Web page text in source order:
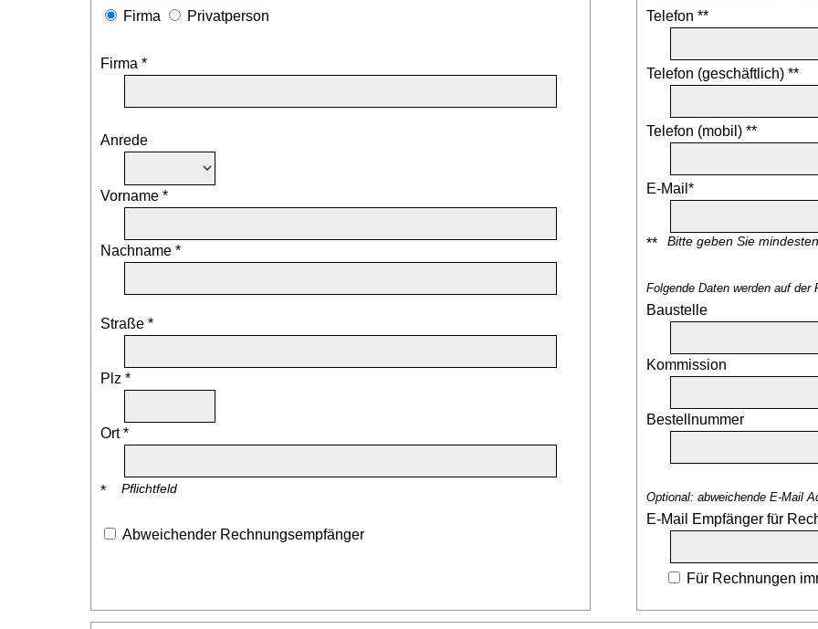
Firma
Privatperson
Firma *
Anrede
Vorname *
Nachname *
Straße *
Plz *
Ort *
* Pflichtfeld
Abweichender Rechnungsempfänger
Telefon **
Telefon (geschäftlich) **
Telefon (mobil) **
E-Mail*
** Bitte geben Sie
Folgende Daten werden auf der
Baustelle
Kommission
Bestellnummer
Optional: abweichende E-Mail
E-Mail Empfänger für
Für Rechnungen